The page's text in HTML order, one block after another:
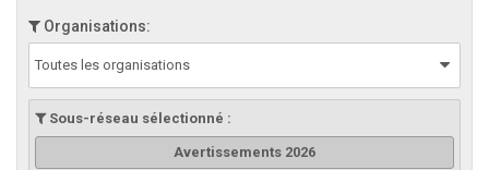
Organisations:
Toutes les organisations
Sous-réseau sélectionné :
Avertissements 2026